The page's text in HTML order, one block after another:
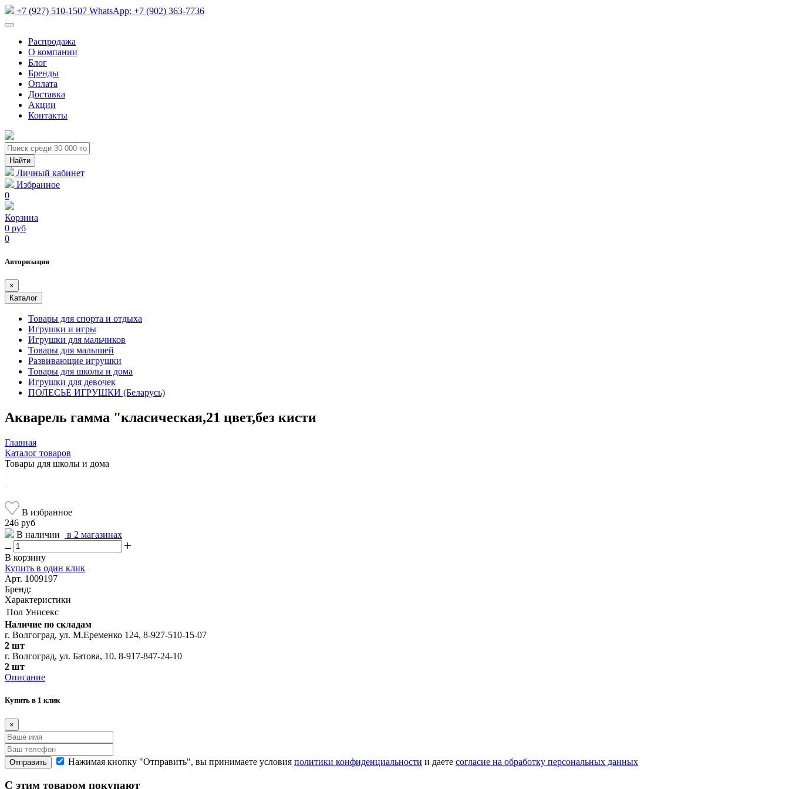
+7 (927) 510-1507 WhatsApp: +7 (902) 363-7736
Распродажа
О компании
Блог
Бренды
Оплата
Доставка
Акции
Контакты
Личный кабинет
Избранное
0
Корзина
0 руб
0
Авторизация
×
Каталог
Товары для спорта и отдыха
Игрушки и игры
Игрушки для мальчиков
Товары для малышей
Развивающие игрушки
Товары для школы и дома
Игрушки для девочек
ПОЛЕСЬЕ ИГРУШКИ (Беларусь)
Акварель гамма "класическая,21 цвет,без кисти
Главная
Каталог товаров
Товары для школы и дома
В избранное
246 руб
В наличии
в 2 магазинах
В корзину
Купить в один клик
Арт. 1009197
Бренд:
Характеристики
Пол Унисекс
Наличие по складам
г. Волгоград, ул. М.Еременко 124, 8-927-510-15-07
2 шт
г. Волгоград, ул. Батова, 10. 8-917-847-24-10
2 шт
Описание
Купить в 1 клик
×
Отправить Нажимая кнопку "Отправить", вы принимаете условия политики конфиденциальности и даете согласие на обработку персональных данных
С этим товаром покупают